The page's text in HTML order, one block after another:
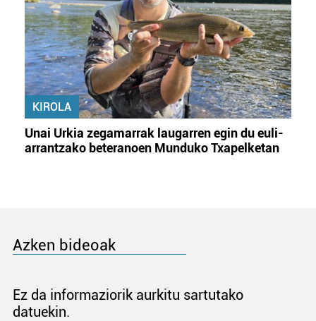
KIROLA
Unai Urkia zegamarrak laugarren egin du euli-
arrantzako beteranoen Munduko Txapelketan
Azken bideoak
Ez da informaziorik aurkitu sartutako
datuekin.